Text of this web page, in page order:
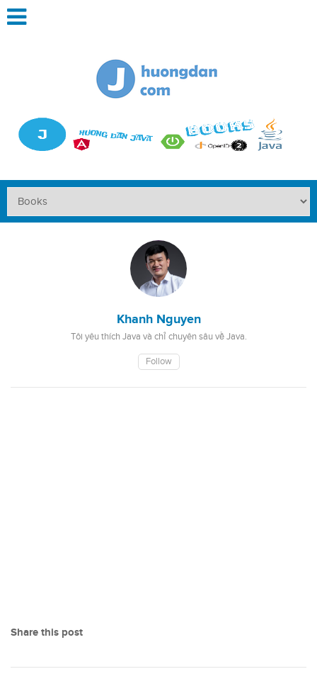
Khanh Nguyen
Tôi yêu thích Java và chỉ chuyên sâu về Java.
Follow
Share this post